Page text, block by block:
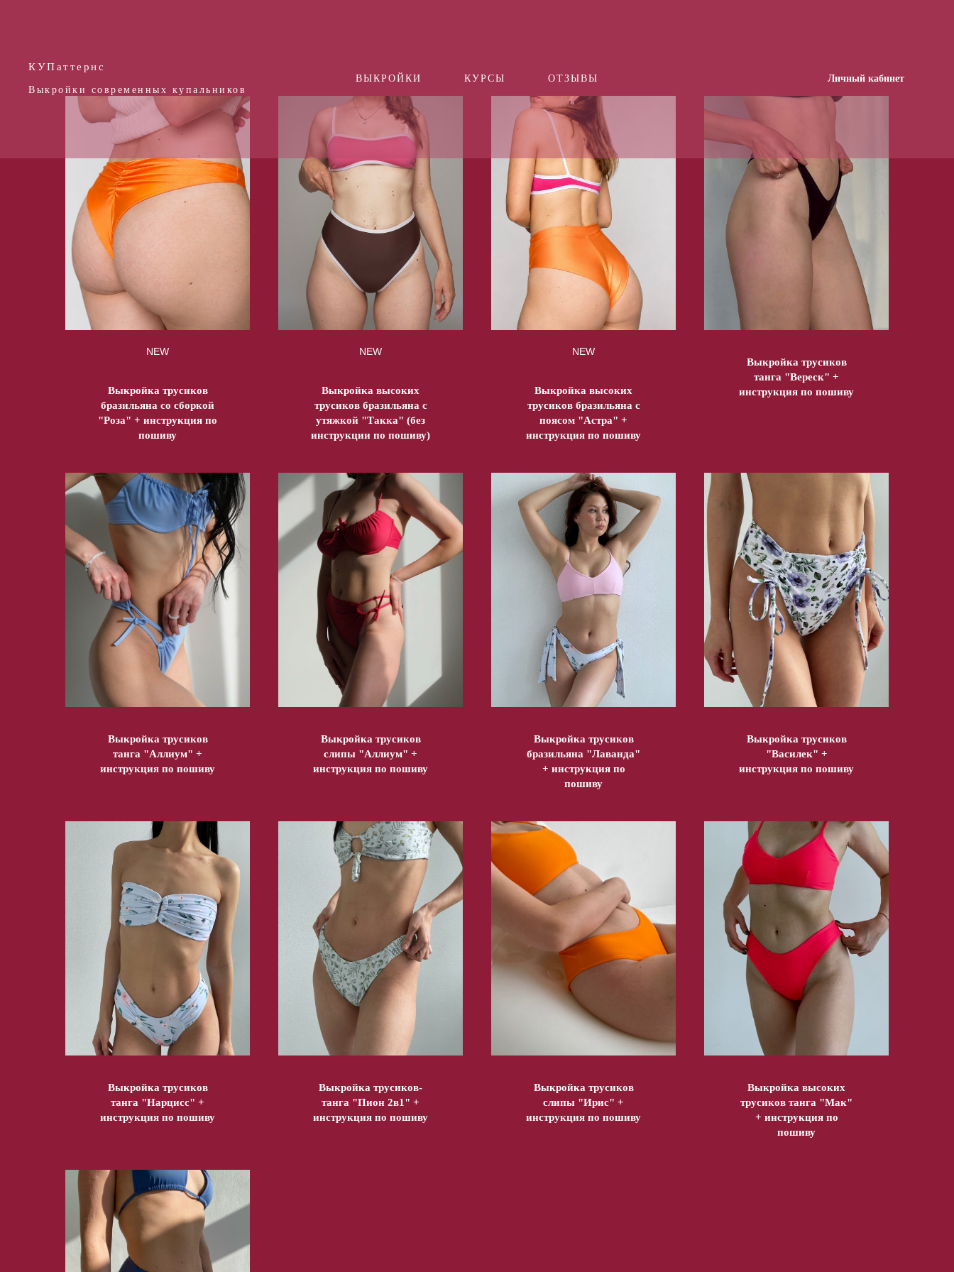
КУПаттернс
Выкройки современных купальников
ВЫКРОЙКИ КУРСЫ ОТЗЫВЫ Личный кабинет
NEW
Выкройка трусиков
бразильяна со сборкой
"Роза" + инструкция по
пошиву
NEW
Выкройка высоких
трусиков бразильяна с
утяжкой "Такка" (без
инструкции по пошиву)
NEW
Выкройка высоких
трусиков бразильяна с
поясом "Астра" +
инструкция по пошиву
Выкройка трусиков
танга "Вереск" +
инструкция по пошиву
Выкройка трусиков
танга "Аллиум" +
инструкция по пошиву
Выкройка трусиков
слипы "Аллиум" +
инструкция по пошиву
Выкройка трусиков
бразильяна "Лаванда"
+ инструкция по
пошиву
Выкройка трусиков
"Василек" +
инструкция по пошиву
Выкройка трусиков
танга "Нарцисс" +
инструкция по пошиву
Выкройка трусиков-
танга "Пион 2в1" +
инструкция по пошиву
Выкройка трусиков
слипы "Ирис" +
инструкция по пошиву
Выкройка высоких
трусиков танга "Мак"
+ инструкция по
пошиву